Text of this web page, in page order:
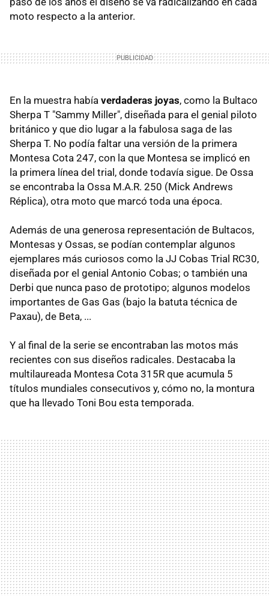
moto respecto a la anterior.
En la muestra había verdaderas joyas, como la Bultaco
Sherpa T "Sammy Miller", diseñada para el genial piloto
británico y que dio lugar a la fabulosa saga de las
Sherpa T. No podía faltar una versión de la primera
Montesa Cota 247, con la que Montesa se implicó en
la primera línea del trial, donde todavía sigue. De Ossa
se encontraba la Ossa M.A.R. 250 (Mick Andrews
Réplica), otra moto que marcó toda una época.
Además de una generosa representación de Bultacos,
Montesas y Ossas, se podían contemplar algunos
ejemplares más curiosos como la JJ Cobas Trial RC30,
diseñada por el genial Antonio Cobas; o también una
Derbi que nunca paso de prototipo; algunos modelos
importantes de Gas Gas (bajo la batuta técnica de
Paxau), de Beta, ...
Y al final de la serie se encontraban las motos más
recientes con sus diseños radicales. Destacaba la
multilaureada Montesa Cota 315R que acumula 5
títulos mundiales consecutivos y, cómo no, la montura
que ha llevado Toni Bou esta temporada.